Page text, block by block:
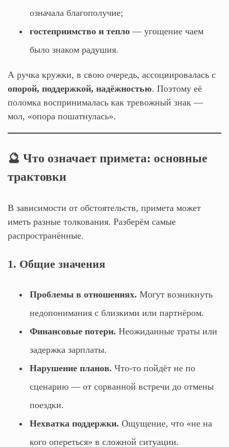
означала благополучие;
гостеприимство и тепло — угощение чаем
было знаком радушия.
А ручка кружки, в свою очередь, ассоциировалась с
опорой, поддержкой, надёжностью. Поэтому её
поломка воспринималась как тревожный знак —
мол, «опора пошатнулась».
🔮 Что означает примета: основные
трактовки
В зависимости от обстоятельств, примета может
иметь разные толкования. Разберём самые
распространённые.
1. Общие значения
Проблемы в отношениях. Могут возникнуть
недопонимания с близкими или партнёром.
Финансовые потери. Неожиданные траты или
задержка зарплаты.
Нарушение планов. Что‑то пойдёт не по
сценарию — от сорванной встречи до отмены
поездки.
Нехватка поддержки. Ощущение, что «не на
кого опереться» в сложной ситуации.